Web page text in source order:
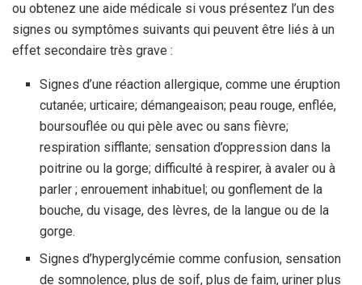
ou obtenez une aide médicale si vous présentez l’un des
signes ou symptômes suivants qui peuvent être liés à un
effet secondaire très grave :
Signes d’une réaction allergique, comme une éruption
cutanée; urticaire; démangeaison; peau rouge, enflée,
boursouflée ou qui pèle avec ou sans fièvre;
respiration sifflante; sensation d’oppression dans la
poitrine ou la gorge; difficulté à respirer, à avaler ou à
parler ; enrouement inhabituel; ou gonflement de la
bouche, du visage, des lèvres, de la langue ou de la
gorge.
Signes d’hyperglycémie comme confusion, sensation
de somnolence, plus de soif, plus de faim, uriner plus